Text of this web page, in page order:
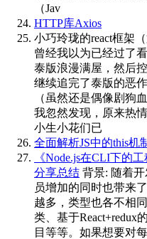
（Jav
HTTP库Axios
小巧玲珑的react框架
曾经我以为已经过了
泰版浪漫满屋，然后
继续追完了泰版的恶
（虽然还是偶像剧狗
我忽然发现，原来热
小生小花们已
全面解析JS中的this机
《Node.js在CLI下的
分享总结 背景: 随着
员增加的同时也带来
越多，类型也各不相
类、基于React+redux
目等等。如果想要对